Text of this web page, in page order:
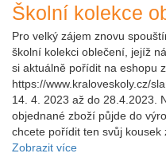
Školní kolekce
Pro velký zájem znovu
školní kolekci oblečení, jejíž
si aktuálně pořídit na eshopu
https://www.kraloveskoly.cz/
14. 4. 2023 až do 28.4.2023.
objednané zboží půjde do
chcete pořídit ten svůj kousek
Zobrazit více